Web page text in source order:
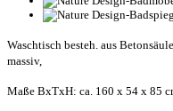
Waschtisch besteh. aus
massiv,
Maße BxTxH: ca. 160 x 54 x 85